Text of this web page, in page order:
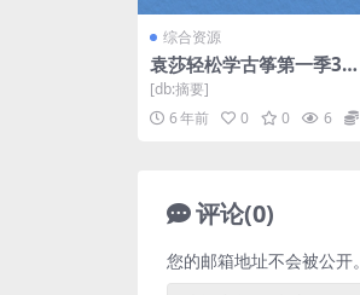
综合资源
袁莎轻松学古筝第一季30
课（全集）（968×544视
频）百度网盘
[db:摘要]
6 年前
0 0 6
评论(0)
您的邮箱地址不会被公开。